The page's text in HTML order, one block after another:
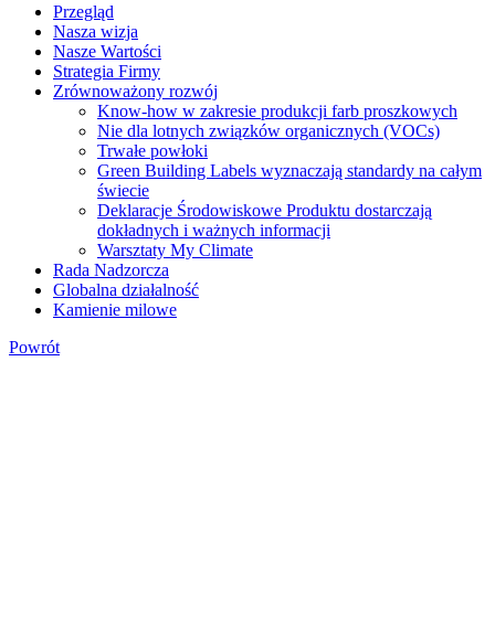
Przegląd
Nasza wizja
Nasze Wartości
Strategia Firmy
Zrównoważony rozwój
Know-how w zakresie produkcji farb proszkowych
Nie dla lotnych związków organicznych (VOCs)
Trwałe powłoki
Green Building Labels wyznaczają standardy na całym
świecie
Deklaracje Środowiskowe Produktu dostarczają
dokładnych i ważnych informacji
Warsztaty My Climate
Rada Nadzorcza
Globalna działalność
Kamienie milowe
Powrót